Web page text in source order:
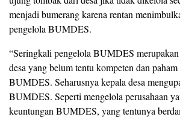
menjadi bumerang karena rentan
pengelola BUMDES.
“Seringkali pengelola BUMDES
desa yang belum tentu kompeten dan
BUMDES. Seharusnya kepala desa
BUMDES. Seperti mengelola perusahaan
keuntungan BUMDES, yang tentunya